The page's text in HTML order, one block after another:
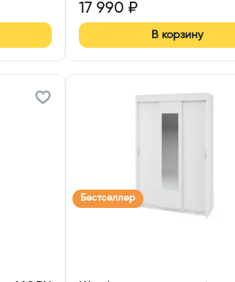
17 990 ₽
В корзину
Бестселлер